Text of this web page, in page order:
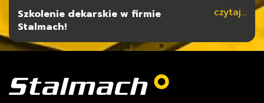
Szkolenie dekarskie w firmie
Stalmach!
czytaj...
Typy konstrukcji dla hal stalowych czytaj...